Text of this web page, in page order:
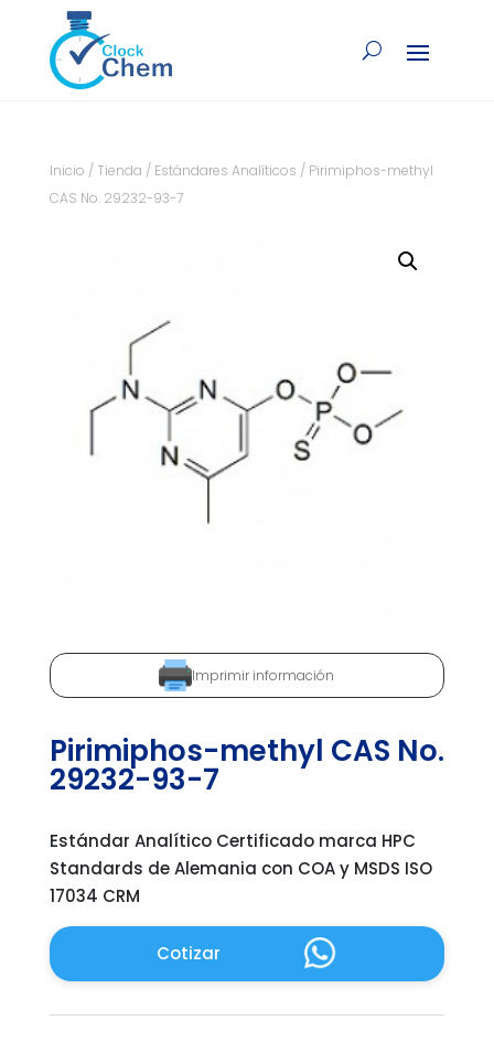
Inicio / Tienda / Estándares Analíticos / Pirimiphos-methyl
CAS No. 29232-93-7
Imprimir información
Pirimiphos-methyl CAS No.
29232-93-7
Estándar Analítico Certificado marca HPC
Standards de Alemania con COA y MSDS ISO
17034 CRM
Cotizar